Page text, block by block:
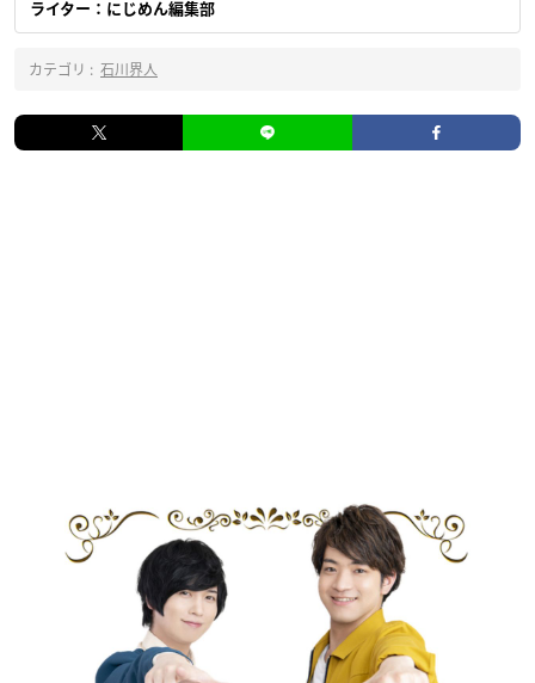
ライター：にじめん編集部
カテゴリ : 石川界人